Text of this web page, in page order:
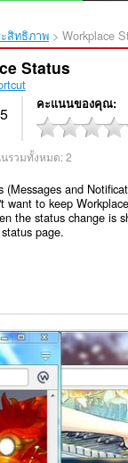
สิทธิภาพ Workplace
Status
คะแนนของคุณ
รวมทั้งหมด:2
(Messages and
want to keep
the status change is
page.